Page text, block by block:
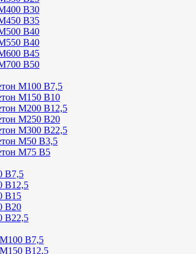
В30
В35
В40
В40
В45
В50
М100 В7,5
М150 В10
М200 В12,5
М250 В20
М300 В22,5
М50 В3,5
М75 В5
В7,5
В12,5
В15
В20
В22,5
М100 В7,5
В12,5